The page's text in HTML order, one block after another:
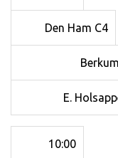
Den Ham C4
E.
10:00